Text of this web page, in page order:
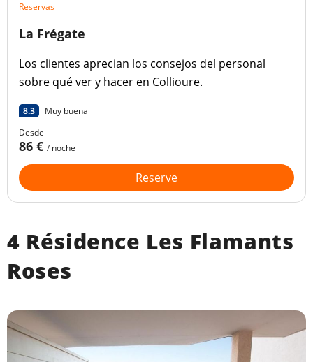
Reservas
La Frégate
Los clientes aprecian los consejos del personal
sobre qué ver y hacer en Collioure.
8.3
Muy buena
Desde
86 € / noche
Reserve
4 Résidence Les Flamants
Roses